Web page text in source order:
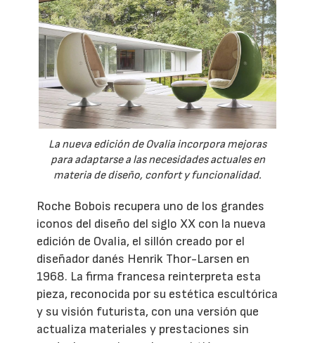
La nueva edición de Ovalia incorpora mejoras
para adaptarse a las necesidades actuales en
materia de diseño, confort y funcionalidad.
Roche Bobois recupera uno de los grandes
iconos del diseño del siglo XX con la nueva
edición de Ovalia, el sillón creado por el
diseñador danés Henrik Thor-Larsen en
1968. La firma francesa reinterpreta esta
pieza, reconocida por su estética escultórica
y su visión futurista, con una versión que
actualiza materiales y prestaciones sin